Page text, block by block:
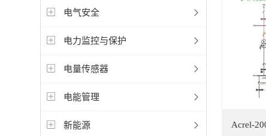
电气安全
电力监控与保护
电量传感器
电能管理
新能源 Acrel-